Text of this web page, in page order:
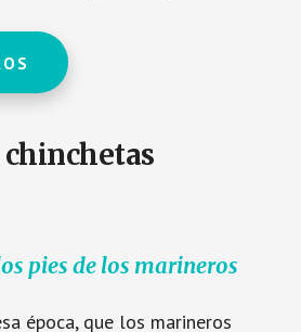
pies de los marineros
época, que los marineros